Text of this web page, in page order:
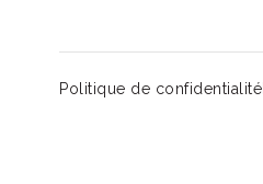
Politique de confidentialité